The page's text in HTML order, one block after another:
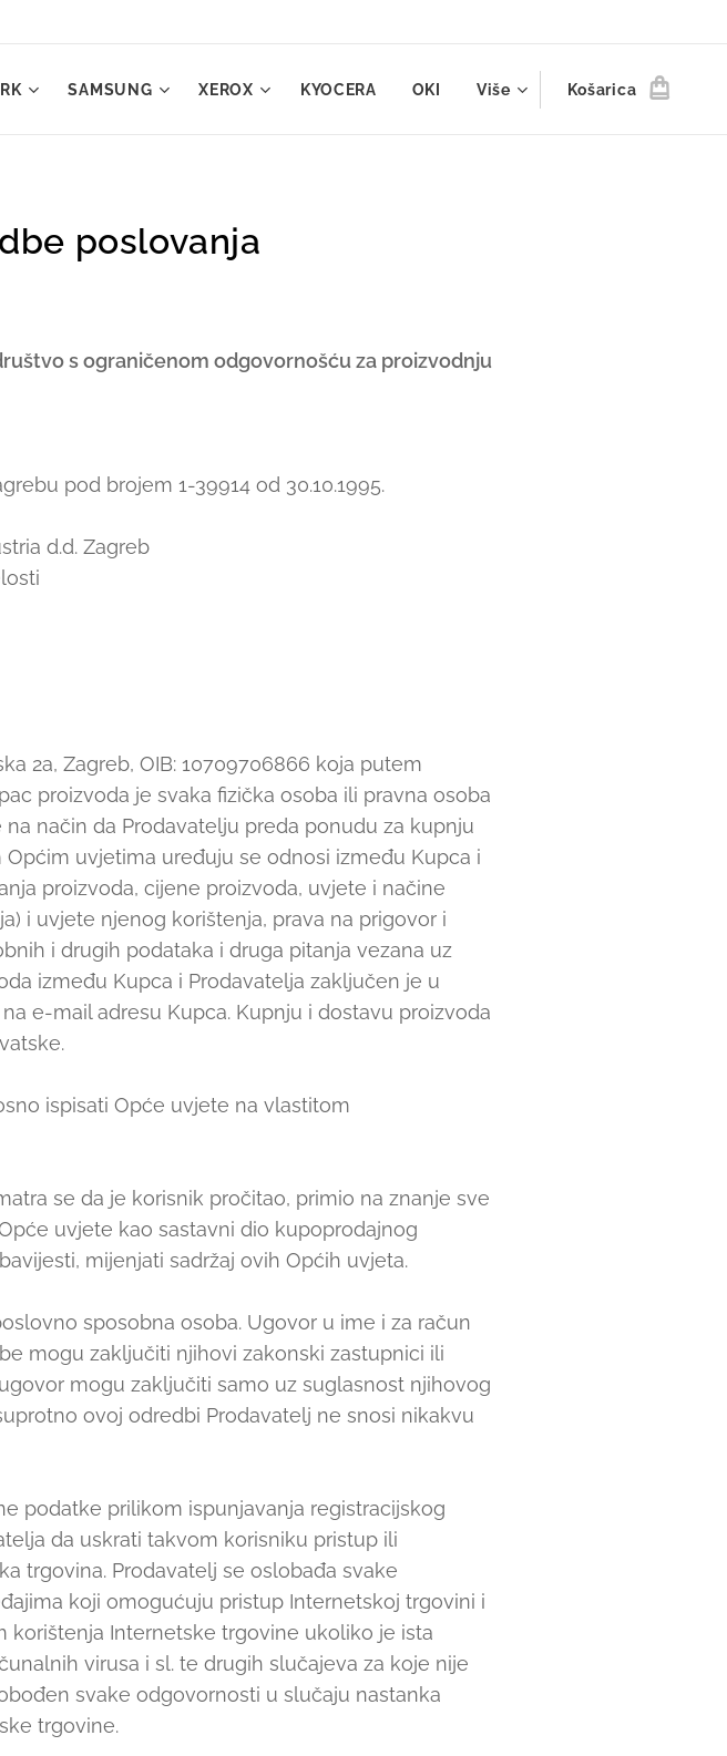
SAMSUNG XEROX KYOCERA OKI Više Košarica
poslovanja
s ograničenom odgovornošću za proizvodnju
pod brojem 1-39914 od 30.10.1995.
d.d. Zagreb
2a, Zagreb, OIB: 10709706866 koja putem
proizvoda je svaka fizička osoba ili pravna osoba
način da Prodavatelju preda ponudu za kupnju
uvjetima uređuju se odnosi između Kupca i
proizvoda, cijene proizvoda, uvjete i načine
i uvjete njenog korištenja, prava na prigovor i
i drugih podataka i druga pitanja vezana uz
između Kupca i Prodavatelja zaključen je u
e-mail adresu Kupca. Kupnju i dostavu proizvoda
ispisati Opće uvjete na vlastitom
se da je korisnik pročitao, primio na znanje sve
uvjete kao sastavni dio kupoprodajnog
mijenjati sadržaj ovih Općih uvjeta.
sposobna osoba. Ugovor u ime i za račun
mogu zaključiti njihovi zakonski zastupnici ili
mogu zaključiti samo uz suglasnost njihovog
ovoj odredbi Prodavatelj ne snosi nikakvu
podatke prilikom ispunjavanja registracijskog
da uskrati takvom korisniku pristup ili
trgovina. Prodavatelj se oslobađa svake
koji omogućuju pristup Internetskoj trgovini i
Internetske trgovine ukoliko je ista
virusa i sl. te drugih slučajeva za koje nije
svake odgovornosti u slučaju nastanka
trgovine.